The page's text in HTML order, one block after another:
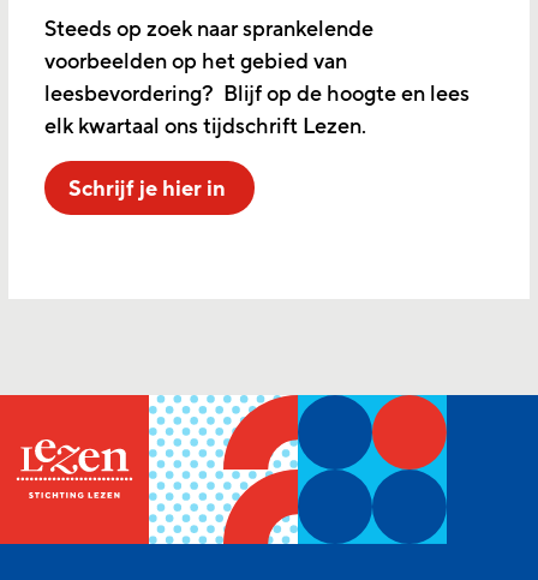
Steeds op zoek naar sprankelende
voorbeelden op het gebied van
leesbevordering? Blijf op de hoogte en lees
elk kwartaal ons tijdschrift Lezen.
Schrijf je hier in